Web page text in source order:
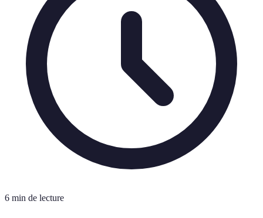
6 min de lecture